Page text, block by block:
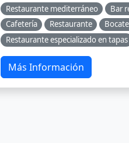
Restaurante mediterráneo Bar
Cafetería
Restaurante
Restaurante especializado en tapas
Más Información